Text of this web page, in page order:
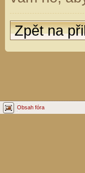
Zpět na
Obsah fóra